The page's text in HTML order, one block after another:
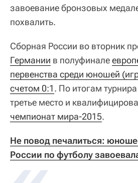
завоевание бронзовых
похвалить.
Сборная России во вторник
Германии в полуфинале
первенства среди юношей
счетом 0:1. По итогам
третье место и
чемпионат мира-2015.
Не повод печалиться:
России по футболу